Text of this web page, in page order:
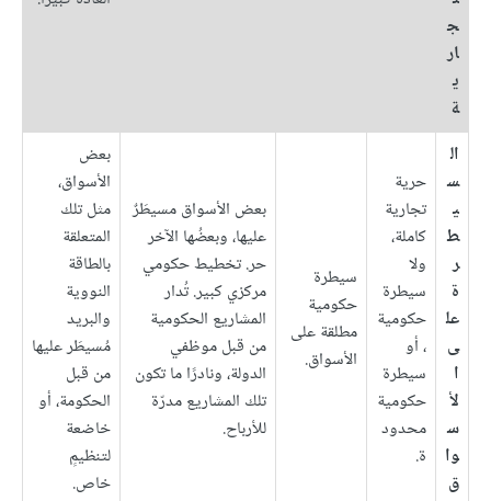
ج
ار
ي
ة
ال
س
ي
ط
ر
ة
عل
ى
ا
لأ
س
وا
ق
حرية
تجارية
كاملة،
ولا
سيطرة
حكومية
، أو
سيطرة
حكومية
محدود
ة.
سيطرة
حكومية
مطلقة على
الأسواق.
بعض الأسواق مسيطَرٌ
عليها، وبعضُها الآخر
حر. تخطيط حكومي
مركزي كبير. تُدار
المشاريع الحكومية
من قبل موظفي
الدولة، ونادرًا ما تكون
تلك المشاريع مدرّة
للأرباح.
بعض
الأسواق،
مثل تلك
المتعلقة
بالطاقة
النووية
والبريد
مُسيطَر عليها
من قبل
الحكومة، أو
خاضعة
لتنظيمٍ
خاص.